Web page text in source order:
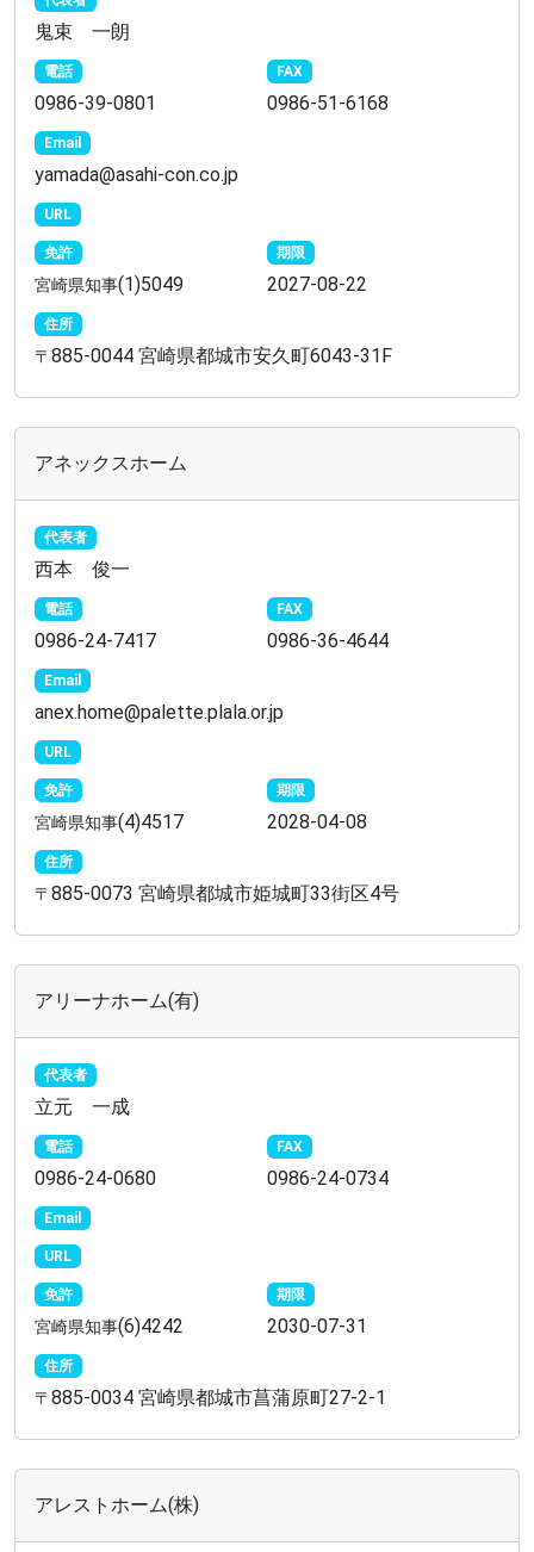
鬼束 一朗
電話
0986-39-0801
FAX
0986-51-6168
Email
yamada@asahi-con.co.jp
URL
免許
宮崎県知事(1)5049
期限
2027-08-22
住所
〒 885-0044 宮崎県都城市安久町6043-31F
アネックスホーム
代表者
西本 俊一
電話
0986-24-7417
FAX
0986-36-4644
Email
anex.home@palette.plala.or.jp
URL
免許
宮崎県知事(4)4517
期限
2028-04-08
住所
〒 885-0073 宮崎県都城市姫城町33街区4号
アリーナホーム(有)
代表者
立元 一成
電話
0986-24-0680
FAX
0986-24-0734
Email
URL
免許
宮崎県知事(6)4242
期限
2030-07-31
住所
〒 885-0034 宮崎県都城市菖蒲原町27-2-1
アレストホーム(株)